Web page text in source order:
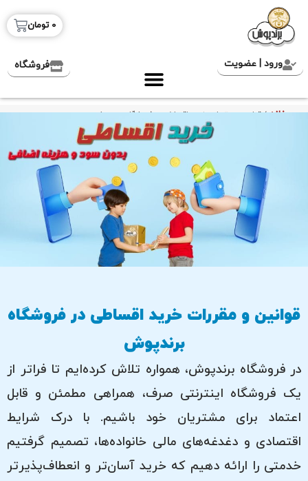
0 تومان
ورود | عضویت فروشگاه
خانه/ قوانین و مقررات خرید اقساطی در فروشگاه برندپوش
قوانین و مقررات خرید اقساطی در فروشگاه
برندپوش
در فروشگاه برندپوش، همواره تلاش کرده‌ایم تا فراتر از
یک فروشگاه اینترنتی صرف، همراهی مطمئن و قابل
اعتماد برای مشتریان خود باشیم. با درک شرایط
اقتصادی و دغدغه‌های مالی خانواده‌ها، تصمیم گرفتیم
خدمتی را ارائه دهیم که خرید آسان‌تر و انعطاف‌پذیرتر